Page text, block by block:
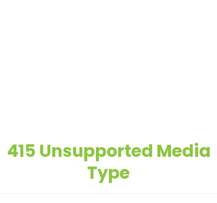
415 Unsupported Media
Type